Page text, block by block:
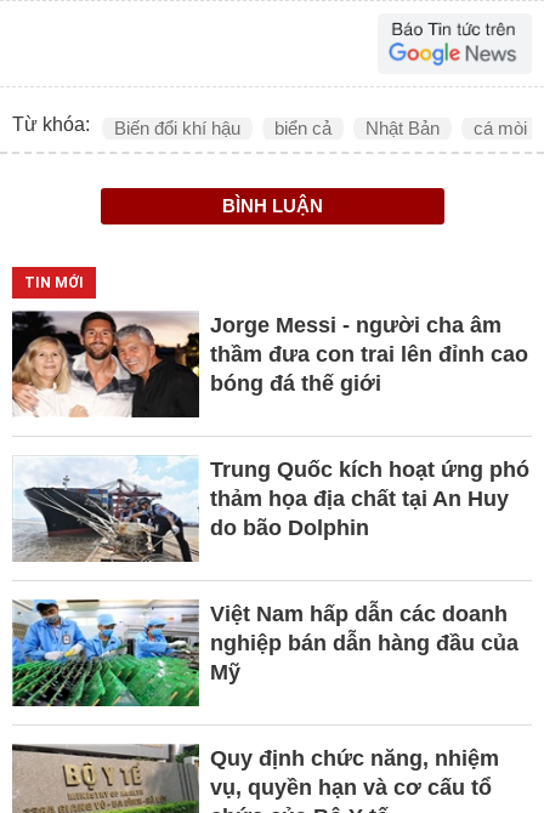
Từ khóa: Biến đổi khí hậu biển cả Nhật Bản cá mòi
BÌNH LUẬN
TIN MỚI
Jorge Messi - người cha âm
thầm đưa con trai lên đỉnh cao
bóng đá thế giới
Trung Quốc kích hoạt ứng phó
thảm họa địa chất tại An Huy
do bão Dolphin
Việt Nam hấp dẫn các doanh
nghiệp bán dẫn hàng đầu của
Mỹ
Quy định chức năng, nhiệm
vụ, quyền hạn và cơ cấu tổ